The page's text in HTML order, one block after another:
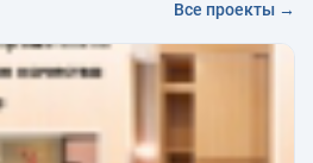
Все проекты →